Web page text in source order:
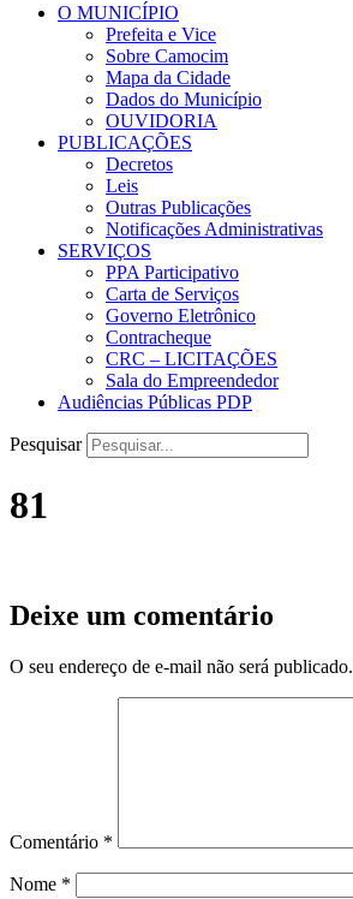
O MUNICÍPIO
Prefeita e Vice
Sobre Camocim
Mapa da Cidade
Dados do Município
OUVIDORIA
PUBLICAÇÕES
Decretos
Leis
Outras Publicações
Notificações Administrativas
SERVIÇOS
PPA Participativo
Carta de Serviços
Governo Eletrônico
Contracheque
CRC – LICITAÇÕES
Sala do Empreendedor
Audiências Públicas PDP
Pesquisar
81
Deixe um comentário
O seu endereço de e-mail não será publicado.
Comentário *
Nome *